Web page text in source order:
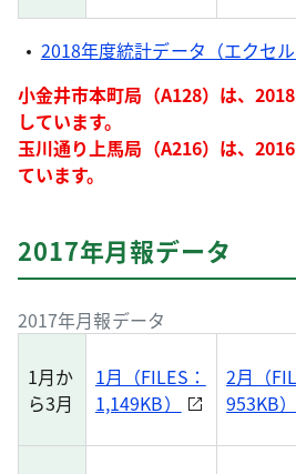
2018年度統計データ（エクセル
小金井市本町局（A128）は、
しています。
玉川通り上馬局（A216）は、
ています。
2017年月報データ
2017年月報データ
1月か
ら3月
1月（FILES：
1,149KB）
2月（
953KB）